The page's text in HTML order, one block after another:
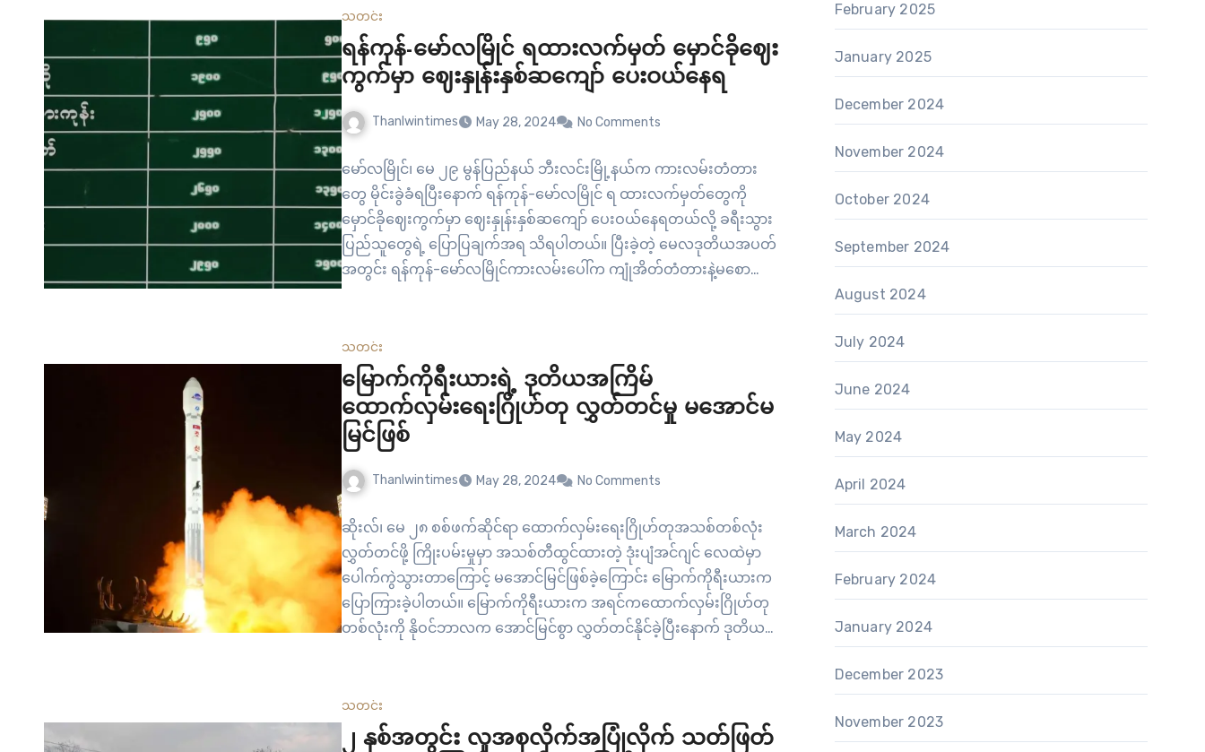
သတင်း
ရန်ကုန်-မော်လမြိုင် ရထားလက်မှတ် မှောင်ခိုဈေး
ကွက်မှာ ဈေးနှုန်းနှစ်ဆကျော် ပေးဝယ်နေရ
Thanlwintimes May 28, 2024 No Comments
မော်လမြိုင်၊ မေ ၂၉ မွန်ပြည်နယ် ဘီးလင်းမြို့နယ်က ကားလမ်းတံတား
တွေ မိုင်းခွဲခံရပြီးနောက် ရန်ကုန်-မော်လမြိုင် ရ ထားလက်မှတ်တွေကို
မှောင်ခိုဈေးကွက်မှာ ဈေးနှုန်းနှစ်ဆကျော် ပေးဝယ်နေရတယ်လို့ ခရီးသွား
ပြည်သူတွေရဲ့ ပြောပြချက်အရ သိရပါတယ်။ ပြီးခဲ့တဲ့ မေလဒုတိယအပတ်
အတွင်း ရန်ကုန်-မော်လမြိုင်ကားလမ်းပေါ်က ကျုံအိတ်တံတားနဲ့မစော
တာပါ။ မှောင်ခိုဈေးကွက်မှာ ရန်ကုန်-မော်လမြိုင်ခရီးစဉ်အတွက်
အထက်တန်းတစ်စောင်ကို…
သတင်း
မြောက်ကိုရီးယားရဲ့ ဒုတိယအကြိမ်
ထောက်လှမ်းရေးဂြိုဟ်တု လွှတ်တင်မှု မအောင်မ
မြင်ဖြစ်
Thanlwintimes May 28, 2024 No Comments
ဆိုးလ်၊ မေ ၂၈ စစ်ဖက်ဆိုင်ရာ ထောက်လှမ်းရေးဂြိုဟ်တုအသစ်တစ်လုံး
လွှတ်တင်ဖို့ ကြိုးပမ်းမှုမှာ အသစ်တီထွင်ထားတဲ့ ဒုံးပျံအင်ဂျင် လေထဲမှာ
ပေါက်ကွဲသွားတာကြောင့် မအောင်မြင်ဖြစ်ခဲ့ကြောင်း မြောက်ကိုရီးယားက
ပြောကြားခဲ့ပါတယ်။ မြောက်ကိုရီးယားက အရင်ကထောက်လှမ်းဂြိုဟ်တု
တစ်လုံးကို နိုဝင်ဘာလက အောင်မြင်စွာ လွှတ်တင်နိုင်ခဲ့ပြီးနောက် ဒုတိယ
သတင်း
၂ နှစ်အတွင်း လူအစုလိုက်အပြုံလိုက် သတ်ဖြတ်
February 2025
January 2025
December 2024
November 2024
October 2024
September 2024
August 2024
July 2024
June 2024
May 2024
April 2024
March 2024
February 2024
January 2024
December 2023
November 2023